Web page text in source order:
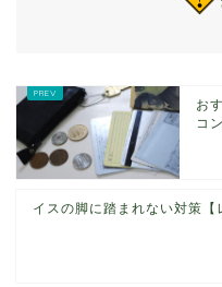
お
コ
イスの脚に踏まれない対策【